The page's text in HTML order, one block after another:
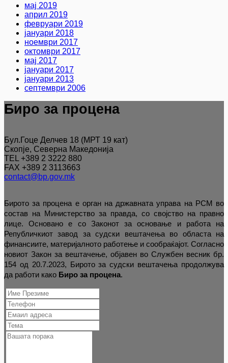
мај 2019
април 2019
февруари 2019
јануари 2018
ноември 2017
октомври 2017
мај 2017
јануари 2017
јануари 2013
септември 2006
Биро за процена
Бул.Гоце Делчев 18 (МРТ 19 кат)
Скопје, Северна Македонија
TEL +389 2 3222 880
FAX +389 2 3113663
contact@bp.gov.mk
Бирото за процена е орган на државната управа на РСМ во
состав на Министерство за правда, со својство на правно
лице. Основано е со Законот за основање и работа на
Републичкиот завод за судски вештачења во областа на
финансиите, материјалното работење и сообраќајот. Согласно
новиот Закон за вештачење, објавен во Службен весник бр.
154 од 20.7.2023, Бирото за судски вештачења продолжува
да работи како Биро за процена.